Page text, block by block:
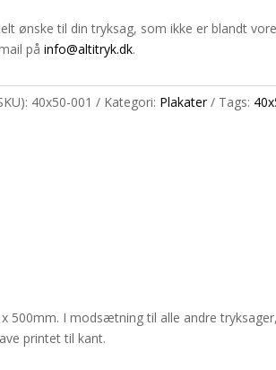
ønske til din tryksag, som ikke er blandt
på info@altitryk.dk.
40x50-001 Kategori: Plakater Tags:
500mm. I modsætning til alle andre tryksager,
printet til kant.